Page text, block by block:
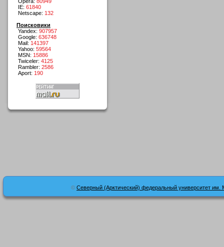
IE: 61840
Netscape: 132
Поисковики
Yandex: 907957
Google: 636748
Mail: 141397
Yahoo: 59564
MSN: 15886
Twiceler: 4125
Rambler: 2586
Aport: 190
© Северный (Арктический) федеральный университет